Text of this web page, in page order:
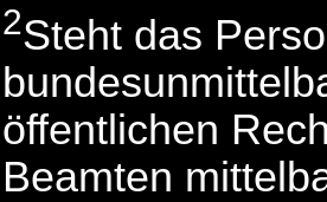
2Steht das
öffentlichen
Beamten